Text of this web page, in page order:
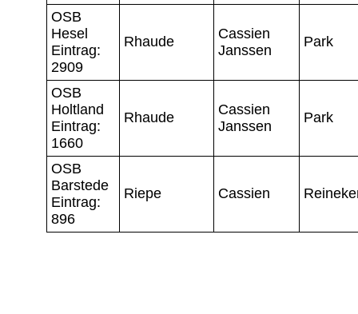
OSB
Hesel
Eintrag:
2909
Rhaude
Cassien
Janssen
Park
OSB
Holtland
Eintrag:
1660
Rhaude
Cassien
Janssen
Park
OSB
Barstede
Eintrag:
896
Riepe Cassien